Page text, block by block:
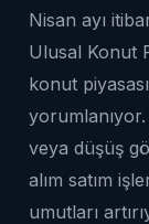
Nisan ayı
Ulusal Konut
konut
veya düşüş
alım satım
umutları